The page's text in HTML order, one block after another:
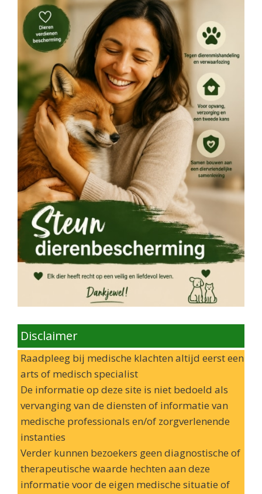
Disclaimer
Raadpleeg bij medische klachten altijd eerst een
arts of medisch specialist
De informatie op deze site is niet bedoeld als
vervanging van de diensten of informatie van
medische professionals en/of zorgverlenende
instanties
Verder kunnen bezoekers geen diagnostische of
therapeutische waarde hechten aan deze
informatie voor de eigen medische situatie of